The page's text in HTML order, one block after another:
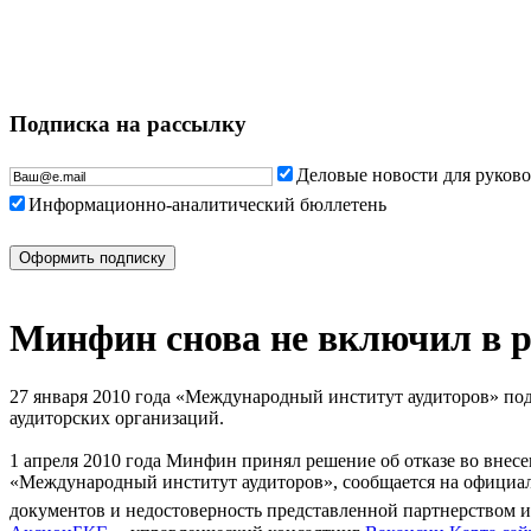
Подписка на рассылку
Деловые новости для
Информационно-аналитический бюллетень
Минфин снова не включил в
27 января 2010 года «Международный институт аудиторов»
аудиторских организаций.
1 апреля 2010 года Минфин принял решение об отказе во
«Международный институт аудиторов», сообщается на
документов и недостоверность представленной